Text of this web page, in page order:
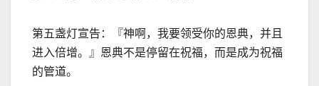
第五盏灯宣告：『神啊，我要领受你的恩典，并且
进入倍增。』恩典不是停留在祝福，而是成为祝福
的管道。